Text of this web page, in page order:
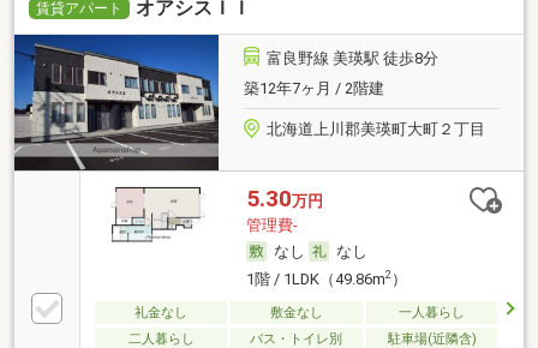
賃貸アパート オアシスＩＩ
富良野線 美瑛駅 徒歩8分
築12年7ヶ月 / 2階建
北海道上川郡美瑛町大町２丁目
5.30万円
管理費-
なし
なし
1階 / 1LDK（49.86m2）
礼金なし 敷金なし
一人暮らし
二人暮らし
バス・トイレ別 駐車場(近隣含)